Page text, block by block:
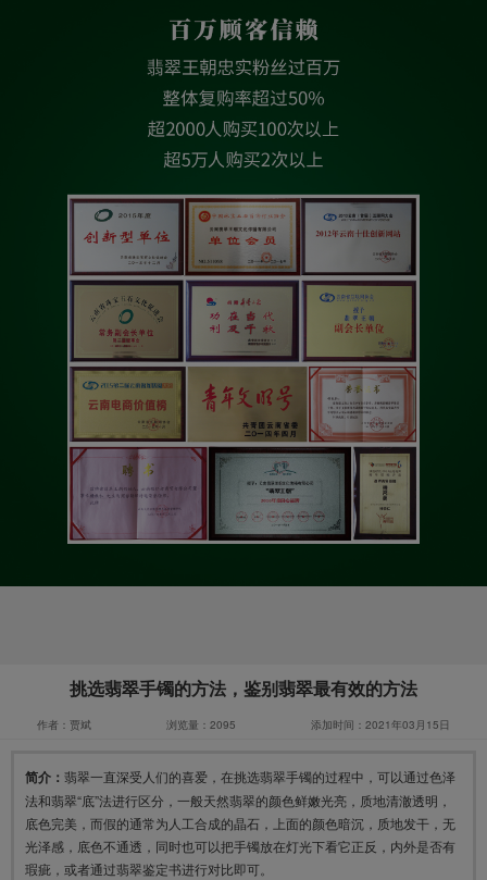
挑选翡翠手镯的方法，鉴别翡翠最有效的方法
作者：贾斌 浏览量：2095 添加时间：2021年03月15日
简介： 翡翠一直深受人们的喜爱，在挑选翡翠手镯的过程中，可以通过色泽
法和翡翠“底”法进行区分，一般天然翡翠的颜色鲜嫩光亮，质地清澈透明，
底色完美，而假的通常为人工合成的晶石，上面的颜色暗沉，质地发干，无
光泽感，底色不通透，同时也可以把手镯放在灯光下看它正反，内外是否有
瑕疵，或者通过翡翠鉴定书进行对比即可。